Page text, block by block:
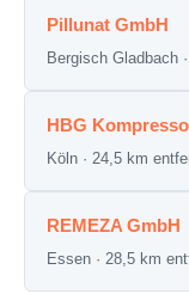
Pillunat GmbH
Bergisch Gladbach
HBG
Köln · 24,5 km
REMEZA GmbH
Essen · 28,5 km